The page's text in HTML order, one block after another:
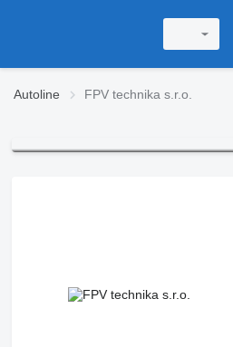
Autoline FPV technika s.r.o.